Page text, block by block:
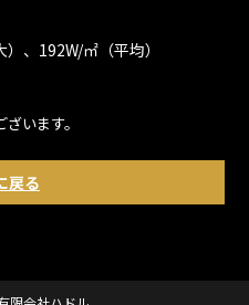
192W/㎡（平均）
います。
戻る